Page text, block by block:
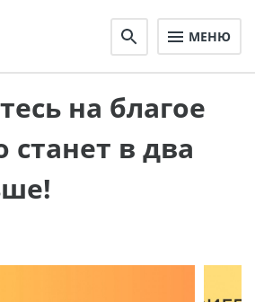
МЕНЮ
на благое
станет в два